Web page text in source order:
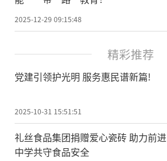
2025-12-29 09:15:48
精彩推荐
党建引领护光明 服务惠民谱新篇!
2025-10-31 15:51:51
礼丝食品集团捐赠爱心瓷砖 助力前进
中学共守食品安全